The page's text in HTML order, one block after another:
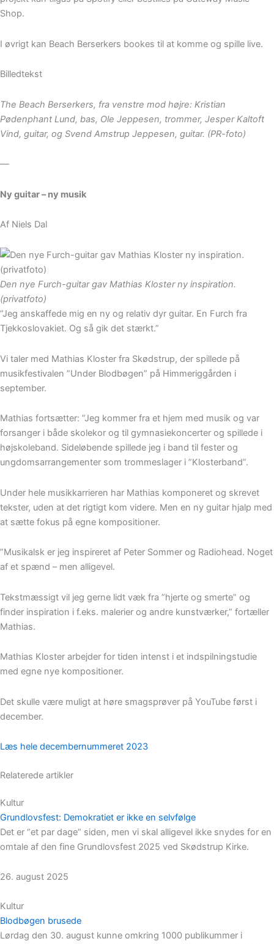
Shop.
I øvrigt kan Beach Berserkers bookes til at komme og spille live.
Billedtekst
The Beach Berserkers, fra venstre mod højre: Kristian
Pødenphant Lund, bas, Ole Jeppesen, trommer, Jesper Kaltoft
Vind, guitar, og Svend Amstrup Jeppesen, guitar. (PR-foto)
—
Ny guitar – ny musik
Af Niels Dal
Den nye Furch-guitar gav Mathias Kloster ny inspiration.
(privatfoto)
”Jeg anskaffede mig en ny og relativ dyr guitar. En Furch fra
Tjekkoslovakiet. Og så gik det stærkt.”
Vi taler med Mathias Kloster fra Skødstrup, der spillede på
musikfestivalen ”Under Blodbøgen” på Himmeriggården i
september.
Mathias fortsætter: ”Jeg kommer fra et hjem med musik og var
forsanger i både skolekor og til gymnasiekoncerter og spillede i
højskoleband. Sideløbende spillede jeg i band til fester og
ungdomsarrangementer som trommeslager i ”Klosterband”.
Under hele musikkarrieren har Mathias komponeret og skrevet
tekster, uden at det rigtigt kom videre. Men en ny guitar hjalp med
at sætte fokus på egne kompositioner.
”Musikalsk er jeg inspireret af Peter Sommer og Radiohead. Noget
af et spænd – men alligevel.
Tekstmæssigt vil jeg gerne lidt væk fra ”hjerte og smerte” og
finder inspiration i f.eks. malerier og andre kunstværker,” fortæller
Mathias.
Mathias Kloster arbejder for tiden intenst i et indspilningstudie
med egne nye kompositioner.
Det skulle være muligt at høre smagsprøver på YouTube først i
december.
Læs hele decembernummeret 2023
Relaterede artikler
Kultur
Grundlovsfest: Demokratiet er ikke en selvfølge
Det er “et par dage” siden, men vi skal alligevel ikke snydes for en
omtale af den fine Grundlovsfest 2025 ved Skødstrup Kirke.
26. august 2025
Kultur
Blodbøgen brusede
Lørdag den 30. august kunne omkring 1000 publikummer i